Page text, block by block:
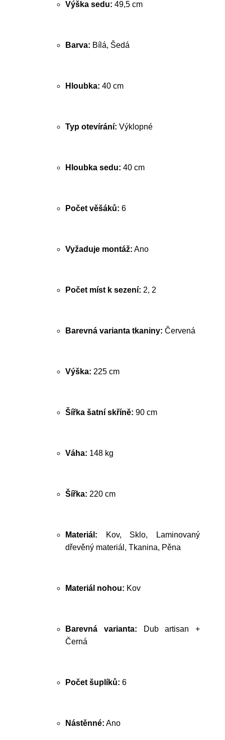
Výška sedu: 49,5 cm
Barva: Bílá, Šedá
Hloubka: 40 cm
Typ otevírání: Výklopné
Hloubka sedu: 40 cm
Počet věšáků: 6
Vyžaduje montáž: Ano
Počet míst k sezení: 2, 2
Barevná varianta tkaniny: Červená
Výška: 225 cm
Šířka šatní skříně: 90 cm
Váha: 148 kg
Šířka: 220 cm
Materiál: Kov, Sklo, Laminovaný
dřevěný materiál, Tkanina, Pěna
Materiál nohou: Kov
Barevná varianta: Dub artisan +
Černá
Počet šuplíků: 6
Nástěnné: Ano